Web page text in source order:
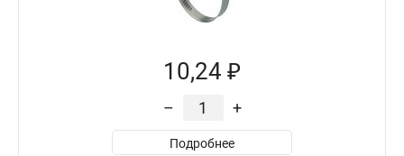
10,24 ₽
– +
Подробнее